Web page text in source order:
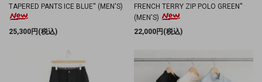
TAPERED PANTS ICE BLUE'' (MEN'S)
25,300円(税込)
FRENCH TERRY ZIP POLO GREEN''
(MEN'S)
22,000円(税込)